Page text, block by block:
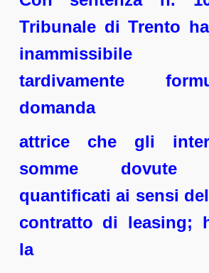
Tribunale di Trento
inammissibile
tardivamente
domanda
attrice che gli
somme dovute
quantificati ai sensi
contratto di leasing;
la